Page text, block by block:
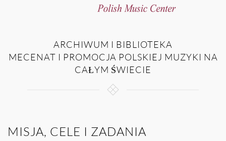
ARCHIWUM I BIBLIOTEKA
MECENAT I PROMOCJA POLSKIEJ MUZYKI NA
CAŁYM ŚWIECIE
MISJA, CELE I ZADANIA